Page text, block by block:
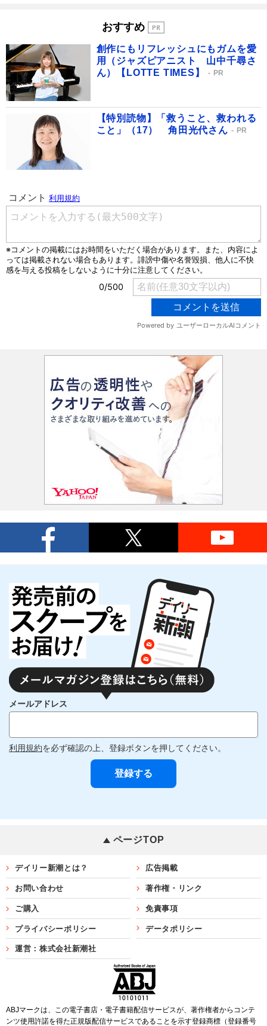
おすすめ
創作にもリフレッシュにもガムを愛
用（ジャズピアニスト 山中千尋さ
ん）【LOTTE TIMES】
PR
【特別読物】「救うこと、救われる
こと」（17） 角田光代さん
PR
メールアドレス
利用規約を必ず確認の上、登録ボタンを押してください。
ページTOP
デイリー新潮とは？ 広告掲載
お問い合わせ 著作権・リンク
ご購入 免責事項
プライバシーポリシー データポリシー
運営：株式会社新潮社
ABJマークは、この電子書店・電子書籍配信サービスが、著作権者からコンテ
ンツ使用許諾を得た正規版配信サービスであることを示す登録商標（登録番号